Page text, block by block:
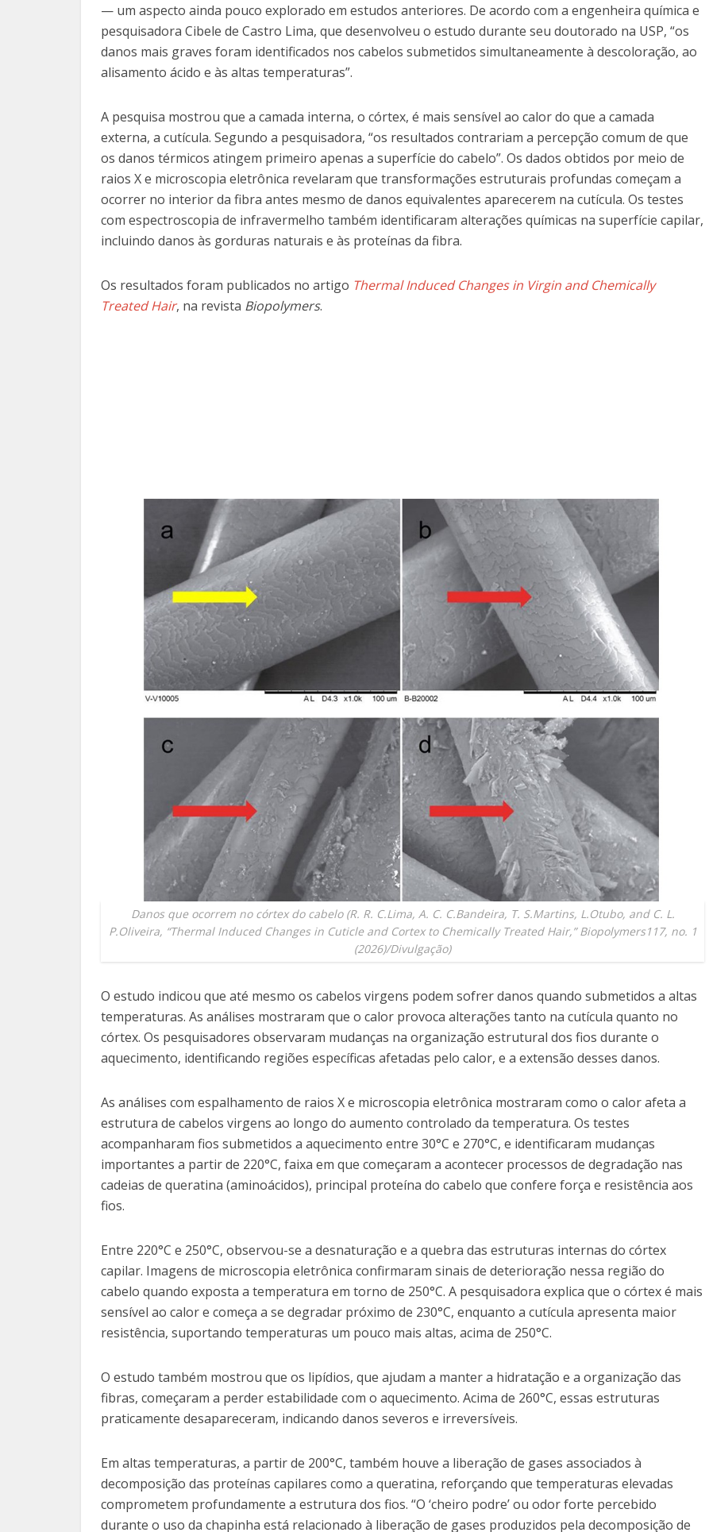
— um aspecto ainda pouco explorado em estudos anteriores. De acordo com a engenheira química e
pesquisadora Cibele de Castro Lima, que desenvolveu o estudo durante seu doutorado na USP, “os
danos mais graves foram identificados nos cabelos submetidos simultaneamente à descoloração, ao
alisamento ácido e às altas temperaturas”.
A pesquisa mostrou que a camada interna, o córtex, é mais sensível ao calor do que a camada
externa, a cutícula. Segundo a pesquisadora, “os resultados contrariam a percepção comum de que
os danos térmicos atingem primeiro apenas a superfície do cabelo”. Os dados obtidos por meio de
raios X e microscopia eletrônica revelaram que transformações estruturais profundas começam a
ocorrer no interior da fibra antes mesmo de danos equivalentes aparecerem na cutícula. Os testes
com espectroscopia de infravermelho também identificaram alterações químicas na superfície capilar,
incluindo danos às gorduras naturais e às proteínas da fibra.
Os resultados foram publicados no artigo Thermal Induced Changes in Virgin and Chemically
Treated Hair, na revista Biopolymers.
Danos que ocorrem no córtex do cabelo (R. R. C.Lima, A. C. C.Bandeira, T. S.Martins, L.Otubo, and C. L.
P.Oliveira, “Thermal Induced Changes in Cuticle and Cortex to Chemically Treated Hair,” Biopolymers117, no. 1
(2026)/Divulgação)
O estudo indicou que até mesmo os cabelos virgens podem sofrer danos quando submetidos a altas
temperaturas. As análises mostraram que o calor provoca alterações tanto na cutícula quanto no
córtex. Os pesquisadores observaram mudanças na organização estrutural dos fios durante o
aquecimento, identificando regiões específicas afetadas pelo calor, e a extensão desses danos.
As análises com espalhamento de raios X e microscopia eletrônica mostraram como o calor afeta a
estrutura de cabelos virgens ao longo do aumento controlado da temperatura. Os testes
acompanharam fios submetidos a aquecimento entre 30°C e 270°C, e identificaram mudanças
importantes a partir de 220°C, faixa em que começaram a acontecer processos de degradação nas
cadeias de queratina (aminoácidos), principal proteína do cabelo que confere força e resistência aos
fios.
Entre 220°C e 250°C, observou-se a desnaturação e a quebra das estruturas internas do córtex
capilar. Imagens de microscopia eletrônica confirmaram sinais de deterioração nessa região do
cabelo quando exposta a temperatura em torno de 250°C. A pesquisadora explica que o córtex é mais
sensível ao calor e começa a se degradar próximo de 230°C, enquanto a cutícula apresenta maior
resistência, suportando temperaturas um pouco mais altas, acima de 250°C.
O estudo também mostrou que os lipídios, que ajudam a manter a hidratação e a organização das
fibras, começaram a perder estabilidade com o aquecimento. Acima de 260°C, essas estruturas
praticamente desapareceram, indicando danos severos e irreversíveis.
Em altas temperaturas, a partir de 200°C, também houve a liberação de gases associados à
decomposição das proteínas capilares como a queratina, reforçando que temperaturas elevadas
comprometem profundamente a estrutura dos fios. “O ‘cheiro podre’ ou odor forte percebido
durante o uso da chapinha está relacionado à liberação de gases produzidos pela decomposição de